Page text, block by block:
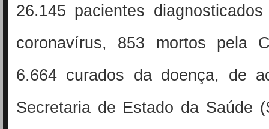
26.145 pacientes
coronavírus, 853 mortos pela
6.664 curados da doença, de
Secretaria de Estado da Saúde